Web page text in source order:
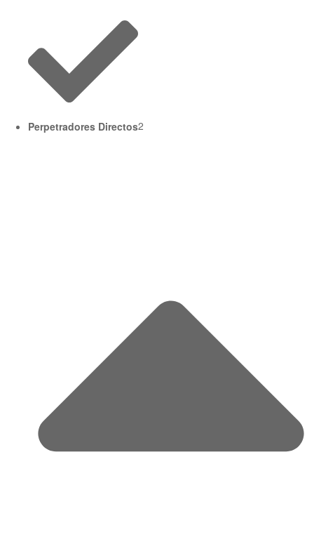
Perpetradores Directos2